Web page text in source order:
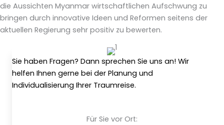
die Aussichten Myanmar wirtschaftlichen Aufschwung zu
bringen durch innovative Ideen und Reformen seitens der
aktuellen Regierung sehr positiv zu bewerten.
Sie haben Fragen? Dann sprechen Sie uns an! Wir
helfen Ihnen gerne bei der Planung und
Individualisierung Ihrer Traumreise.
Für Sie vor Ort: